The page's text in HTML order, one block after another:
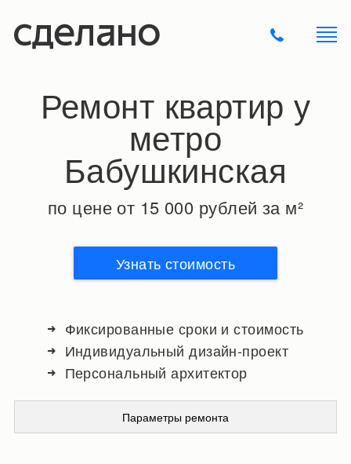
Ремонт квартир у
метро
Бабушкинская
по цене от 15 000 рублей за м²
Узнать стоимость
Фиксированные сроки и стоимость
Индивидуальный дизайн-проект
Персональный архитектор
Параметры ремонта